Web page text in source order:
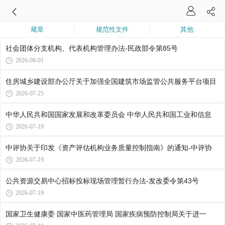
规章 规范性文件 其他
社会团体分支机构、代表机构管理办法-民政部令第85号
2026-08-01
住房城乡建设部办公厅关于加强全国建筑市场监管公共服务平台项目
2026-07-25
中华人民共和国国家发展和改革委员会 中华人民共和国工业和信息
2026-07-19
中评协关于印发《资产评估机构业务质量控制指南》的通知-中评协
2026-07-19
公共资源交易中心招标投标现场管理暂行办法-发改委令第43号
2026-07-19
国家卫生健康委 国家中医药管理局 国家疾病预防控制局关于进一